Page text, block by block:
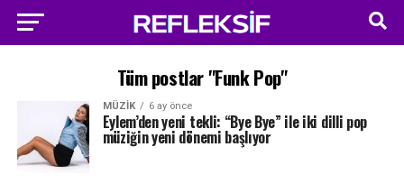
Tüm postlar "Funk Pop"
MÜZIK 6 ay önce
Eylem’den yeni tekli: “Bye Bye” ile iki dilli pop
müziğin yeni dönemi başlıyor